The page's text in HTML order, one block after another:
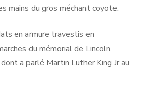
mains du gros méchant coyote.
en armure travestis en
du mémorial de Lincoln.
a parlé Martin Luther King Jr au